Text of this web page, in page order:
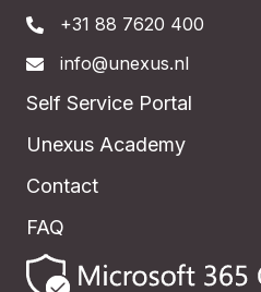
+31 88 7620 400
info@unexus.nl
Self Service Portal
Unexus Academy
Contact
FAQ